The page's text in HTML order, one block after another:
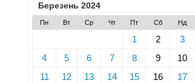
Березень 2024
Пн Вт Ср Чт Пт Сб Нд
1 2
3
4
5 6 7 8 9
10
11
12 13 14 15 16
17